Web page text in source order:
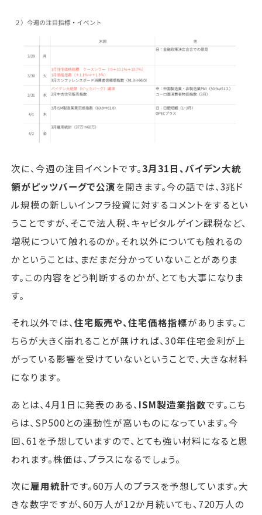
次に、今週の注目イベントです。3月31日、バイデン大統
領がピッツバーグで公演を開きます。今の話では、3兆ド
ル規模の新しいインフラ投資に対するコメントをするとい
うことですが、そこで法人税、キャピタルゲイン課税など、
増税について触れるのか。それ以外についても触れるの
かということは、まだまだ分かっていないことがありま
す。この内容をどう判断するのかが、とても大事になりま
す。
それ以外では、住宅販売や、住宅価格指標があります。こ
ちらが大きく崩れることが無ければ、30年住宅金利が上
がっている影響を受けていないということで、大きな材料
になります。
あとは、4月1日に発表のある、 ISM製造業指数です。こち
らは、SP500との連動性が高いものになっています。今
回、61を予想していますので、とても強い材料になると思
われます。株価は、プラスになるでしょう。
次に雇用統計です。60万人のプラスを予想しています。大
きな数字ですが、60万人が12か月続いても、720万人の